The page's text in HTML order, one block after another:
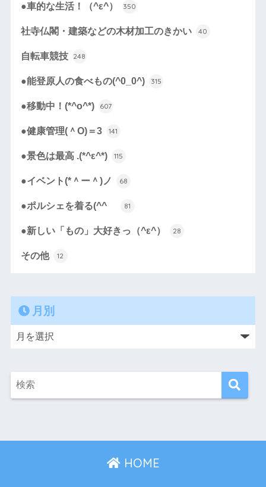
●車的な生活！（^ε^） 350
社寺仏閣・建築などの木材加工のきかい 40
自転車競技 248
●能登原人の食べもの(^0_0^) 315
●移動中！(*^o^*) 607
●健康管理(＾O)＝3 141
●景色は最高 .(*^ε^*) 115
●イベント(*＾ー＾)ノ 68
●ポルシェを着る(^^ゞ 81
●新しい「もの」大好きっ（^ε^） 28
その他 12
月別
HOME